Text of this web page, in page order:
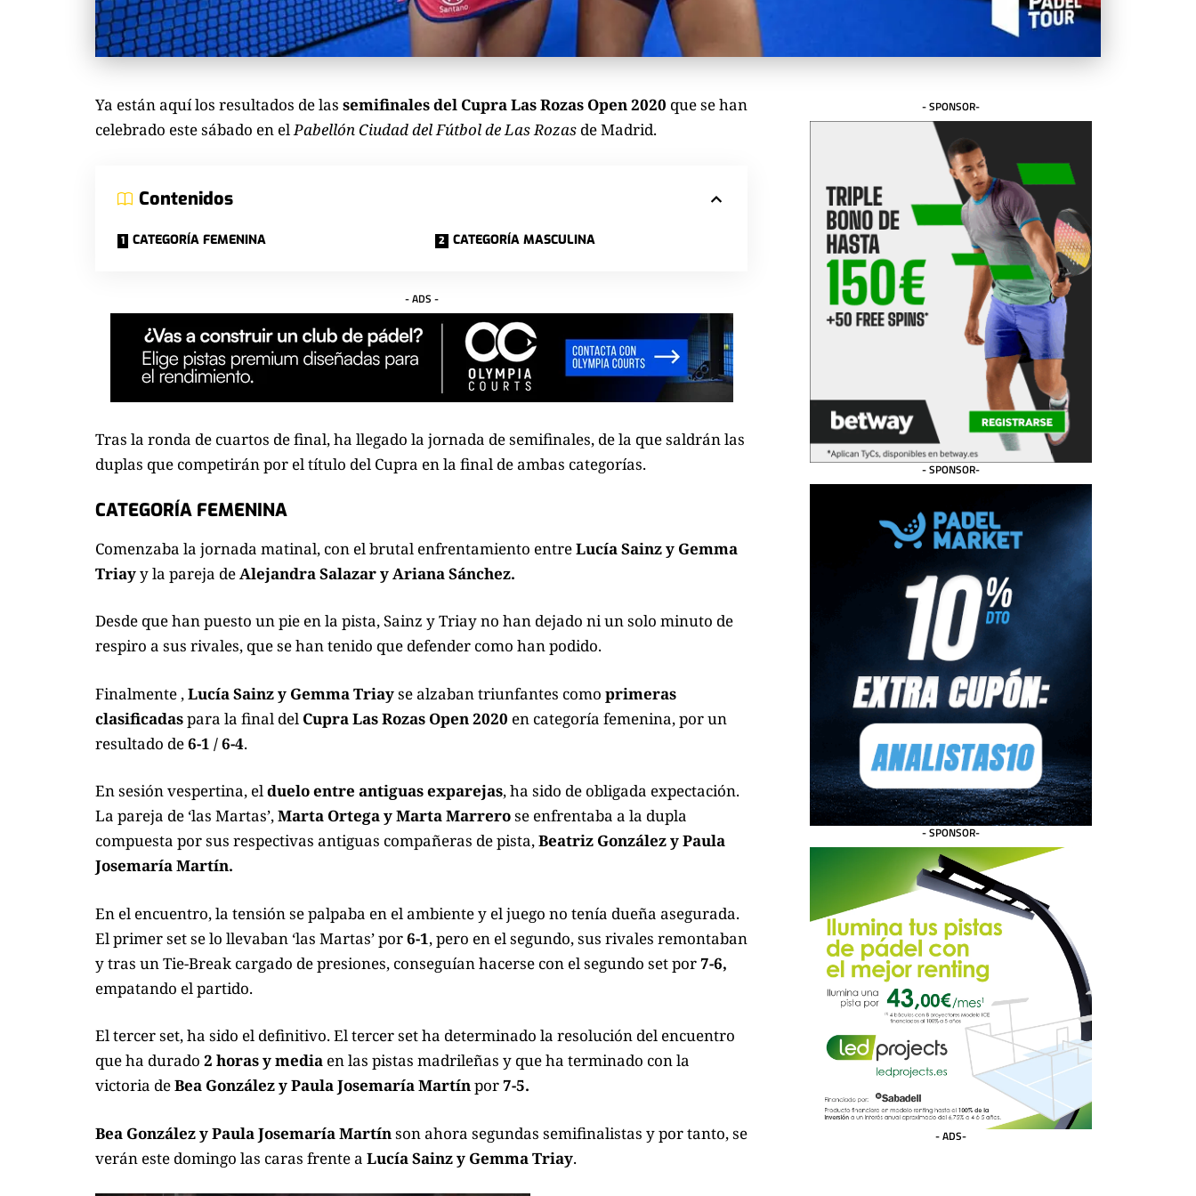
Ya están aquí los resultados de las semifinales del Cupra Las Rozas Open 2020 que se han
celebrado este sábado en elPabellón Ciudad del Fútbol de Las Rozas de Madrid.
Contenidos
CATEGORÍA FEMENINA CATEGORÍA MASCULINA
- ADS -
Tras la ronda de cuartos de final, ha llegado la jornada de semifinales, de la que saldrán las
duplas que competirán por el título del Cupra en la final de ambas categorías.
CATEGORÍA FEMENINA
Comenzaba la jornada matinal, con el brutal enfrentamiento entreLucía Sainz y Gemma
Triayy la pareja deAlejandra Salazar y Ariana Sánchez.
Desde que han puesto un pie en la pista, Sainz y Triay no han dejado ni un solo minuto de
respiro a sus rivales, que se han tenido que defender como han podido.
Finalmente ,Lucía Sainz y Gemma Triayse alzaban triunfantes como primeras
clasificadaspara la final del Cupra Las Rozas Open 2020 en categoría femenina, por un
resultado de6-1 / 6-4.
En sesión vespertina, elduelo entre antiguas exparejas, ha sido de obligada expectación.
La pareja de ‘las Martas’,Marta Ortega y Marta Marrerose enfrentaba a la dupla
compuesta por sus respectivas antiguas compañeras de pista,Beatriz González y Paula
JosemaríaMartín.
En el encuentro, la tensión se palpaba en el ambiente y el juego no tenía dueña asegurada.
El primer set se lo llevaban ‘las Martas’ por6-1, pero en el segundo, sus rivales remontaban
y tras un Tie-Break cargado de presiones, conseguían hacerse con el segundo set por7-6,
empatando el partido.
El tercer set, ha sido el definitivo. El tercer set ha determinado la resolución del encuentro
que ha durado 2 horas y media en las pistas madrileñas y que ha terminado con la
victoria deBea González y Paula Josemaría Martínpor7-5.
Bea González y Paula Josemaría Martínson ahora segundas semifinalistas y por tanto, se
verán este domingo las caras frente a Lucía Sainz y Gemma Triay.
- SPONSOR-
- SPONSOR-
- SPONSOR-
- ADS-